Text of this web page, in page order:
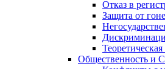
Отказ в
Защита от
Теоретическая
Общественность и